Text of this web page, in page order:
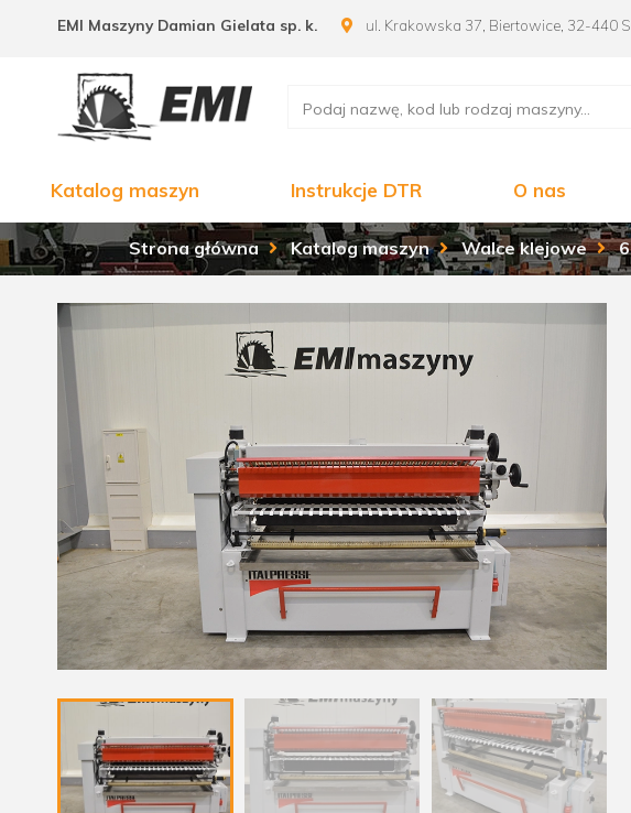
EMI Maszyny Damian Gielata sp. k. ul. Krakowska 37, Biertowice, 32-440
Katalog maszyn Instrukcje DTR O nas
Strona główna Katalog maszyn Walce klejowe